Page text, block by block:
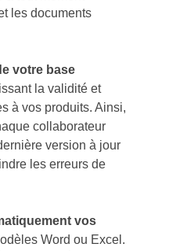
les documents
votre base
la validité et
à vos produits. Ainsi,
collaborateur
version à jour
les erreurs de
vos
Word ou Excel.